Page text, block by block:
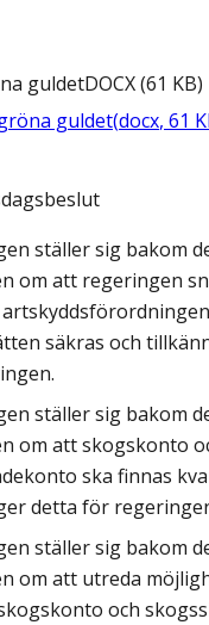
guldetDOCX(61 KB)
guldet(docx, 61
ställer sig bakom
om att regeringen
säkras och
ställer sig bakom
om att skogskonto
ska finnas
detta för
ställer sig bakom
om att utreda
och